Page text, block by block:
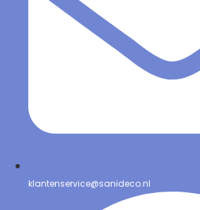
klantenservice@sanideco.nl